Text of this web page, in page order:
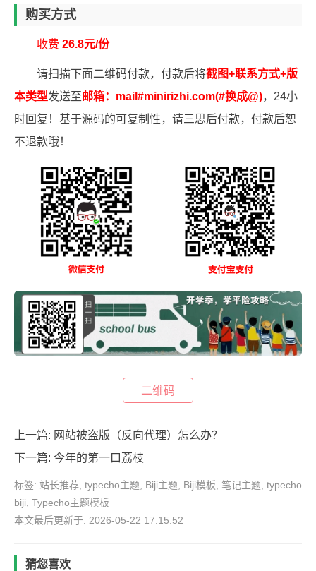
购买方式
收费 26.8元/份
请扫描下面二维码付款，付款后将截图+联系方式+版
本类型发送至邮箱：mail#minirizhi.com(#换成@)，24小
时回复！基于源码的可复制性，请三思后付款，付款后恕
不退款哦！
二维码
上一篇: 网站被盗版（反向代理）怎么办？
下一篇: 今年的第一口荔枝
标签: 站长推荐 typecho主题 Biji主题 Biji模板 笔记主题 typecho
biji Typecho主题模板
本文最后更新于: 2026-05-22 17:15:52
猜您喜欢